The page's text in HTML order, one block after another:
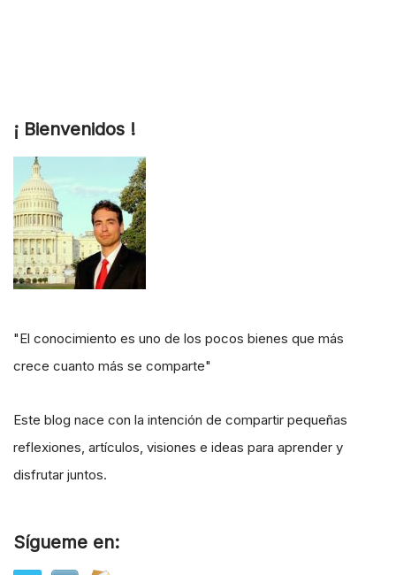
¡ Bienvenidos !
"El conocimiento es uno de los pocos bienes que más
crece cuanto más se comparte"
Este blog nace con la intención de compartir pequeñas
reflexiones, artículos, visiones e ideas para aprender y
disfrutar juntos.
Sígueme en: